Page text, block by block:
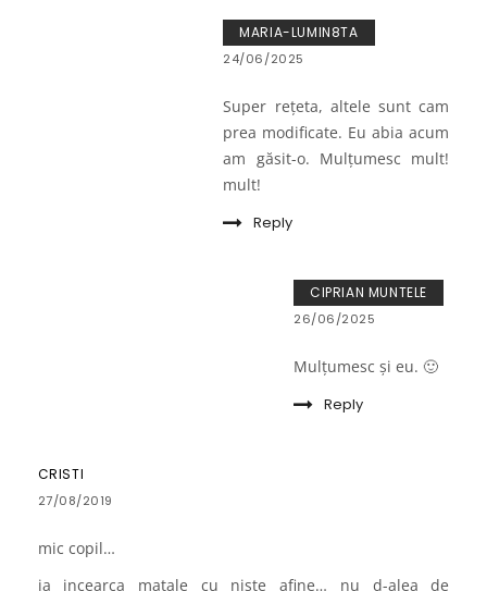
MARIA-LUMIN8TA
24/06/2025
Super rețeta, altele sunt cam
prea modificate. Eu abia acum
am găsit-o. Mulțumesc mult!
mult!
Reply
CIPRIAN MUNTELE
26/06/2025
Mulțumesc și eu. 🙂
Reply
CRISTI
27/08/2019
mic copil…
ia incearca matale cu niste afine… nu d-alea de